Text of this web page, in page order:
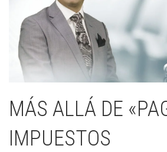
MÁS ALLÁ DE
IMPUESTOS